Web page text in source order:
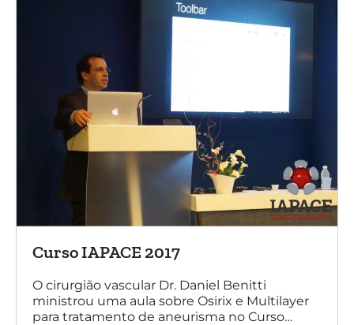
Curso IAPACE 2017
O cirurgião vascular Dr. Daniel Benitti
ministrou uma aula sobre Osirix e Multilayer
para tratamento de aneurisma no Curso